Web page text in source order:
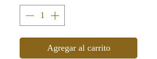
Agregar al carrito